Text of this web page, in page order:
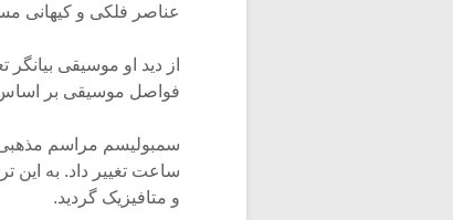
عناصر فلکی و کیهانی
فواصل موسیقی بر اساس
و متافیزیک گردید.